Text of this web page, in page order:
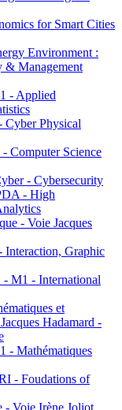
for Smart Cities
Environment :
& Management
- Applied
Cyber Physical
Computer Science
- Cybersecurity
- High
- Voie Jacques
Graphic
M1 - International
et
Hadamard -
- Mathématiques
- Foudations of
- Voie Irène Joliot